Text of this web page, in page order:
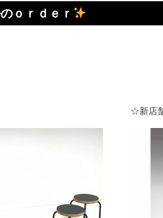
ｏｒｄｅｒ
☆新店